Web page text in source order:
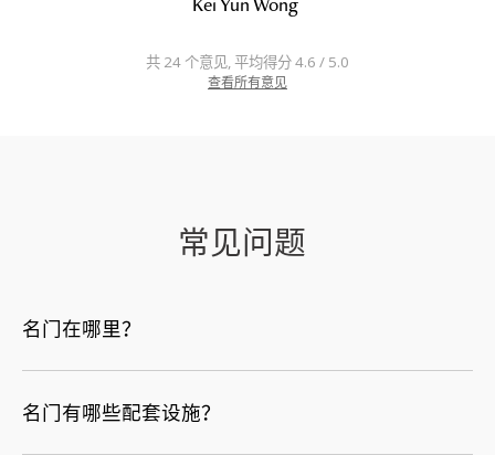
共 24 个意见, 平均得分 4.6 / 5.0
查看所有意见
常见问题
名门在哪里？
名门有哪些配套设施？